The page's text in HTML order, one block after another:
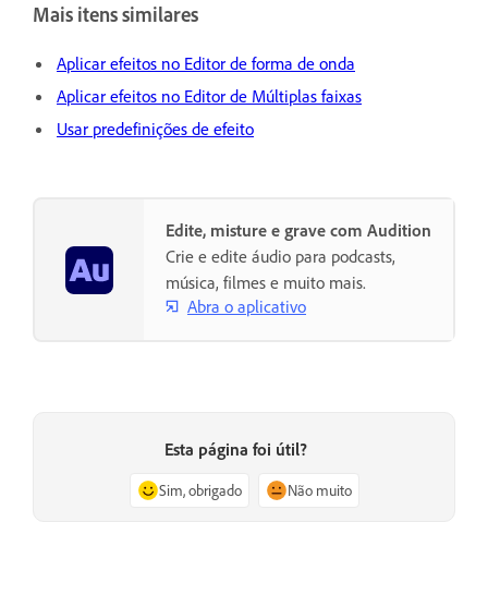
Mais itens similares
Aplicar efeitos no Editor de forma de onda
Aplicar efeitos no Editor de Múltiplas faixas
Usar predefinições de efeito
Edite, misture e grave com Audition
Crie e edite áudio para podcasts,
música, filmes e muito mais.
Abra o aplicativo
Esta página foi útil?
Sim, obrigado Não muito